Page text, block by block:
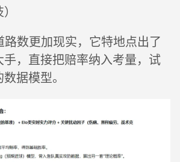
路数更加现实，它特地点出了
，直接把赔率纳入考量，试
据模型。